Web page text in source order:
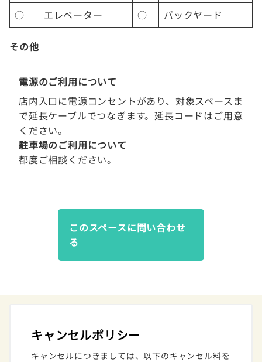
○
エレベーター ○ バックヤード
その他
電源のご利用について
店内入口に電源コンセントがあり、対象スペースま
で延長ケーブルでつなぎます。延長コードはご用意
ください。
駐車場のご利用について
都度ご相談ください。
このスペースに問い合わせ
る
キャンセルポリシー
キャンセルにつきましては、以下のキャンセル料を